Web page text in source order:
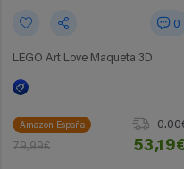
0
LEGO Art Love Maqueta 3D
Amazon España
79,99€